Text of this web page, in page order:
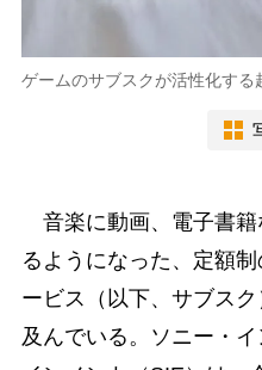
ゲームのサブスクが活性化する
音楽に動画、電子書籍
るようになった、定額
ービス（以下、サブス
及んでいる。ソニー・